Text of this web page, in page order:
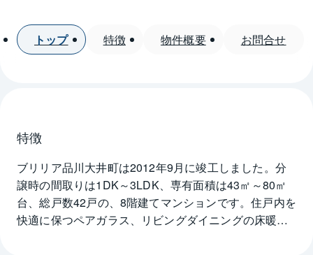
トップ 特徴 物件概要 お問合せ
特徴
ブリリア品川大井町は2012年9月に竣工しました。分
譲時の間取りは1DK～3LDK、専有面積は43㎡～80㎡
台、総戸数42戸の、8階建てマンションです。住戸内を
快適に保つペアガラス、リビングダイニングの床暖